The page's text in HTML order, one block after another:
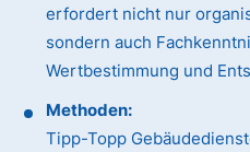
erfordert nicht nur
sondern auch
Wertbestimmung und
Methoden:
Tipp-Topp